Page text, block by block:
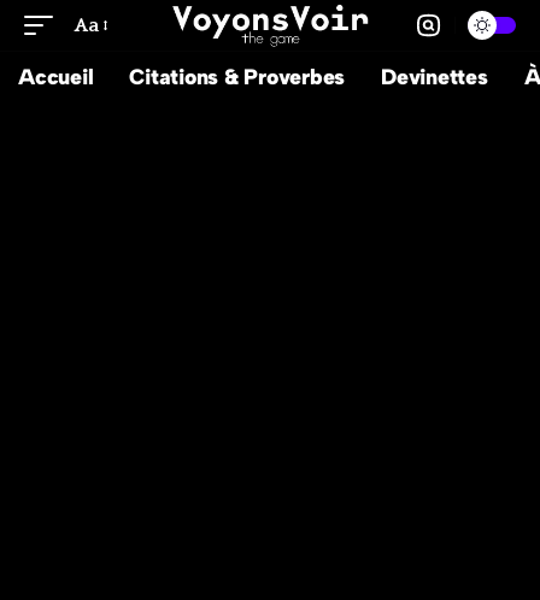
Aa
Accueil Citations & Proverbes Devinettes